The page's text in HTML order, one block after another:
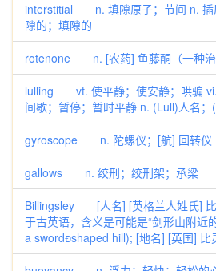
interstitial n. 填隙原子；节间 n. 插
隙的；填隙的
rotenone n. [农药] 鱼藤酮（一种治
lulling vt. 使平静；使安静；哄骗 vi.
间歇；暂停；暂时平静 n. (Lull)人名；
gyroscope n. 陀螺仪；[航] 回转仪
gallows n. 绞刑；绞刑架；承梁
Billingsley [人名] [英格兰人姓氏] 比
于古英语，含义是可能是“剑形山附近
a swordshaped hill); [地名] [英国] 比